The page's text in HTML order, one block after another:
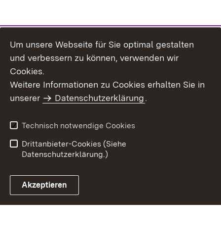
Benutzungshinweise
Erklärung zur
Um unsere Webseite für Sie optimal gestalten
und verbessern zu können, verwenden wir
Cookies.
Weitere Informationen zu Cookies erhalten Sie in
unserer
Datenschutzerklärung.
Technisch notwendige Cookies
Drittanbieter-Cookies (Siehe
Datenschutzerklärung.)
Akzeptieren